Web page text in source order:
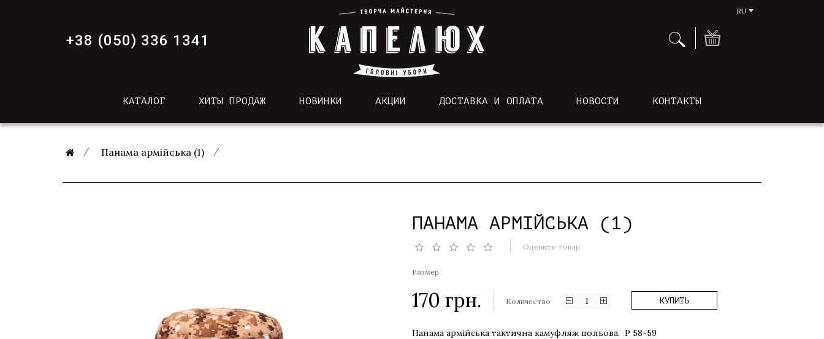
RU
+38 (050) 336 1341
КАТАЛОГ ХИТЫ ПРОДАЖ НОВИНКИ АКЦИИ ДОСТАВКА И ОПЛАТА НОВОСТИ КОНТАКТЫ
Панама армійська (1)
ПАНАМА АРМІЙСЬКА (1)
Оцените товар
Размер
170 грн. Количество 1 КУПИТЬ
Панама армійська тактична камуфляж польова. Р 58-59